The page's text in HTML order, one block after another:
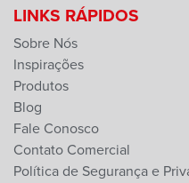
LINKS RÁPIDOS
Sobre Nós
Inspirações
Produtos
Blog
Fale Conosco
Contato Comercial
Política de Segurança e